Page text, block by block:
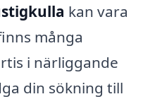
kan vara
många
i närliggande
din sökning till